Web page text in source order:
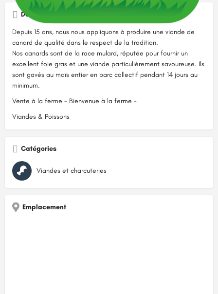
Description
Depuis 15 ans, nous nous appliquons à produire une viande de
canard de qualité dans le respect de la tradition.
Nos canards sont de la race mulard, réputée pour fournir un
excellent foie gras et une viande particulièrement savoureuse. Ils
sont gavés au maïs entier en parc collectif pendant 14 jours au
minimum.
Vente à la ferme - Bienvenue à la ferme -
Viandes & Poissons
Catégories
Viandes et charcuteries
Emplacement